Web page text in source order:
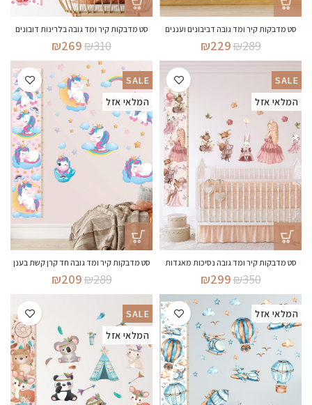
סט מדבקות קיר ומד גובה דביבונים ועננים
₪289
המחיר₪229
הוא:
₪229.
סט מדבקות קיר ומד גובה בלרינות דובונים
₪310
המחיר
₪310.
₪269
הוא:
₪269.
SALE
המלאי אזל
סט מדבקות קיר ומד גובה נסיכות מאגדות
₪350
המחיר
היה:
₪350.
₪299
הוא:
₪299.
SALE
המלאי אזל
סט מדבקות קיר ומד גובה חד קרן קשת בענן
₪289
המחיר₪209
₪209.
המלאי אזל
SALE
המלאי אזל